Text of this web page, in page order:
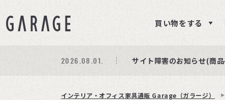
買い物をする
期間限定プレゼント│レビ
商品ページ障害復旧のお知
2026.08.01. サイト障害のお知らせ(商
インテリア・オフィス家具通販 Garage（ガラージ）